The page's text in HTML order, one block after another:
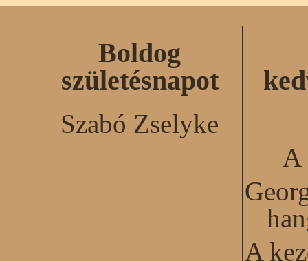
Boldog
születésnapot
Szabó Zselyke
A
A